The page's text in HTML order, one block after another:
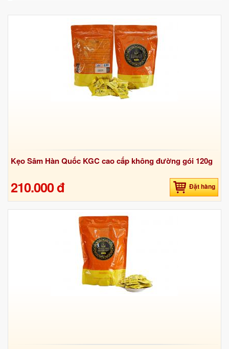
Kẹo Sâm Hàn Quốc KGC cao cấp không đường gói 120g
210.000 đ Đặt hàng